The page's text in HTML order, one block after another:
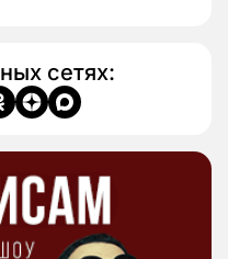
сетях: